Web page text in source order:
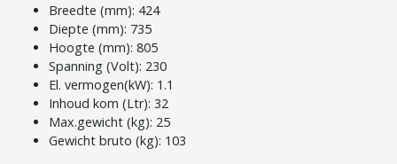
Breedte (mm): 424
Diepte (mm): 735
Hoogte (mm): 805
Spanning (Volt): 230
El. vermogen(kW): 1.1
Inhoud kom (Ltr): 32
Max.gewicht (kg): 25
Gewicht bruto (kg): 103